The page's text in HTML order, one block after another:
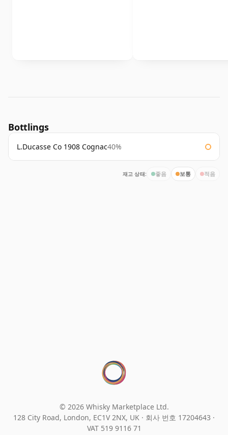
Bottlings
L.Ducasse Co 1908 Cognac40%
재고 상태: 좋음 보통 적음
© 2026 Whisky Marketplace Ltd.
128 City Road, London, EC1V 2NX, UK · 회사 번호 17204643 ·
VAT 519 9116 71